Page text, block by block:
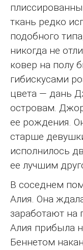
ткань редко
подобного
никогда не
ковер на
гибискусами
цвета — дань
островам.
ее рождения.
старше
исполнилось
ее лучшим
В соседнем
Алия. Она
заработают на
Алия прибыла
Беннетом